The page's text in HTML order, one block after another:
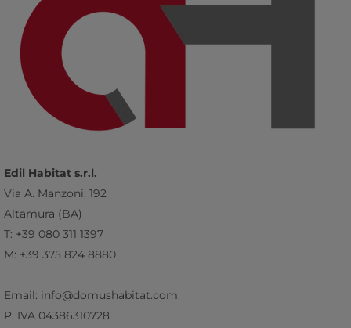
Edil Habitat s.r.l.
Via A. Manzoni, 192
Altamura (BA)
T: +39 080 311 1397
M: +39 375 824 8880
Email: info@domushabitat.com
P. IVA 04386310728